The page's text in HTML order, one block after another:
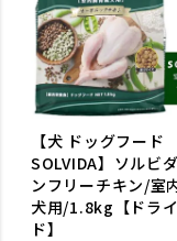
【犬 ドッグフード
SOLVIDA】ソルビ
ンフリーチキン/室
犬用/1.8kg【ドラ
ド】